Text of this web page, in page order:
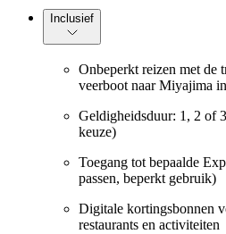
Inclusief
Onbeperkt reizen met de
veerboot naar Miyajima
Geldigheidsduur: 1, 2 of
keuze)
Toegang tot bepaalde
passen, beperkt gebruik)
Digitale kortingsbonnen
restaurants en activiteiten